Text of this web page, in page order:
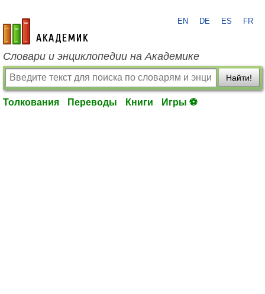
academic.ru
EN DE ES FR
Словари и энциклопедии на Академике
Найти!
Толкования Переводы Книги Игры ⚽